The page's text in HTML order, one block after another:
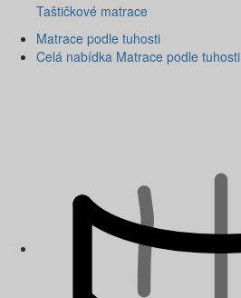
Taštičkové matrace
Matrace podle tuhosti
Celá nabídka Matrace podle tuhosti